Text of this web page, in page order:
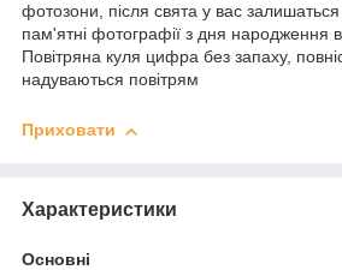
фотозони, після свята у вас залишаться
пам'ятні фотографії з дня народження
Повітряна куля цифра без запаху,
надуваються повітрям
Приховати
Характеристики
Основні